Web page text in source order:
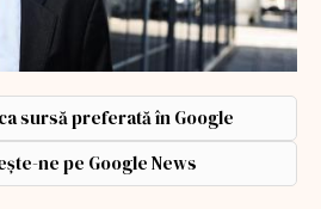
sursă preferată în Google
ne pe Google News